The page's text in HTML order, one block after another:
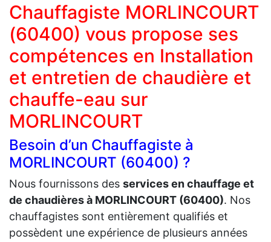
Chauffagiste MORLINCOURT
(60400) vous propose ses
compétences en Installation
et entretien de chaudière et
chauffe-eau sur
MORLINCOURT
Besoin d’un Chauffagiste à
MORLINCOURT (60400) ?
Nous fournissons des services en chauffage et
de chaudières à MORLINCOURT (60400). Nos
chauffagistes sont entièrement qualifiés et
possèdent une expérience de plusieurs années